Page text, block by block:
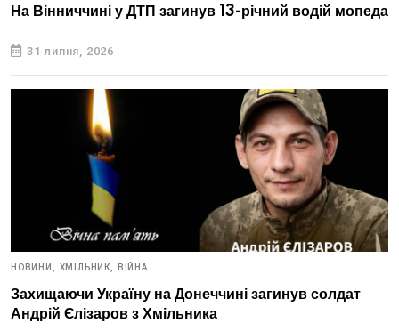
На Вінниччині у ДТП загинув 13-річний водій мопеда
31 липня, 2026
НОВИНИ, ХМІЛЬНИК, ВІЙНА
Захищаючи Україну на Донеччині загинув солдат
Андрій Єлізаров з Хмільника